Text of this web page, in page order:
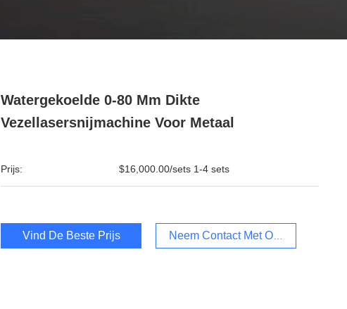
Watergekoelde 0-80 Mm Dikte
Vezellasersnijmachine Voor Metaal
Prijs: $16,000.00/sets 1-4 sets
Vind De Beste Prijs Neem Contact Met Ons Op